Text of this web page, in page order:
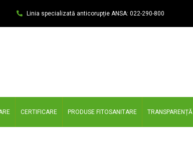
Linia specializată anticorupție ANSA: 022-290-800
CERTIFICARE PRODUSE FITOSANITARE TRANSPARENȚĂ